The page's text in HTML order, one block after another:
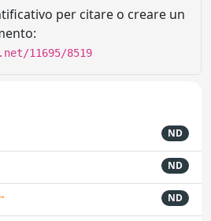
per citare o creare un
11695/8519
ND
ND
ND